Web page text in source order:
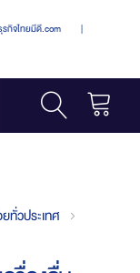
กิจไทยมีดี.com |
ทั่วประเทศ